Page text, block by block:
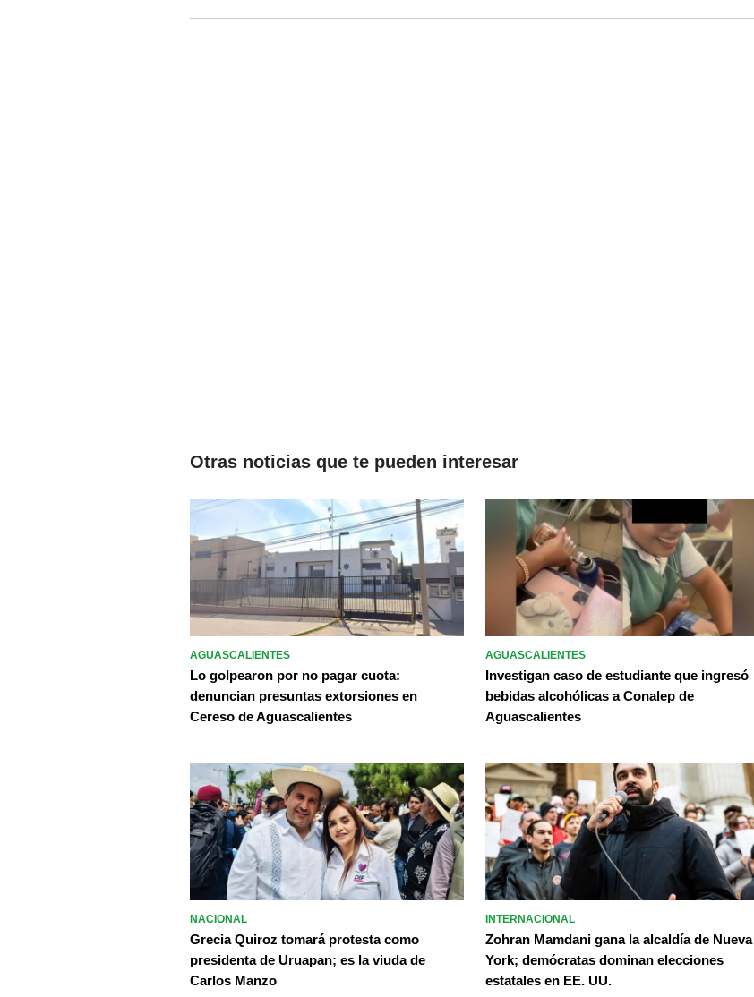
Otras noticias que te pueden interesar
AGUASCALIENTES
Lo golpearon por no pagar cuota:
denuncian presuntas extorsiones en
Cereso de Aguascalientes
AGUASCALIENTES
Investigan caso de estudiante que ingresó
bebidas alcohólicas a Conalep de
Aguascalientes
NACIONAL
Grecia Quiroz tomará protesta como
presidenta de Uruapan; es la viuda de
Carlos Manzo
INTERNACIONAL
Zohran Mamdani gana la alcaldía de Nueva
York; demócratas dominan elecciones
estatales en EE. UU.